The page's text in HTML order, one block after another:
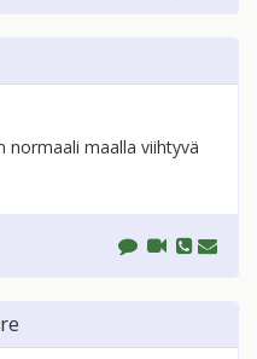
normaali maalla viihtyvä